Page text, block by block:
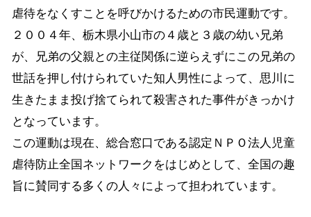
虐待をなくすことを呼びかけるための市民運動です。
２００４年、栃木県小山市の４歳と３歳の幼い兄弟
が、兄弟の父親との主従関係に逆らえずにこの兄弟の
世話を押し付けられていた知人男性によって、思川に
生きたまま投げ捨てられて殺害された事件がきっかけ
となっています。
この運動は現在、総合窓口である認定ＮＰＯ法人児童
虐待防止全国ネットワークをはじめとして、全国の趣
旨に賛同する多くの人々によって担われています。